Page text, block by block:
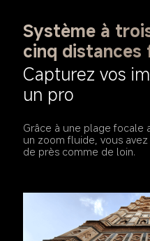
Système à
cinq distances
Capturez vos
un pro
Grâce à une plage focale
un zoom fluide, vous
de près comme de loin.